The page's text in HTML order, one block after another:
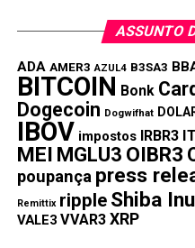
Americanas propõe
ASSUNTO
ADA AMER3 AZUL4 B3SA3
BITCOIN Bonk
Dogecoin Dogwifhat
IBOV impostos IRBR3
MEI MGLU3 OIBR3
poupança press
Remittix ripple Shiba Inu
VALE3 VVAR3 XRP